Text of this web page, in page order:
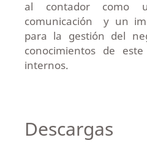
al contador como
comunicación y un
para la gestión del
conocimientos de
internos.
Descargas